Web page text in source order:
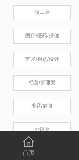
技工类
医疗/医药/保健
艺术/创意/设计
经营/管理类
美容/健身
外语类
首页